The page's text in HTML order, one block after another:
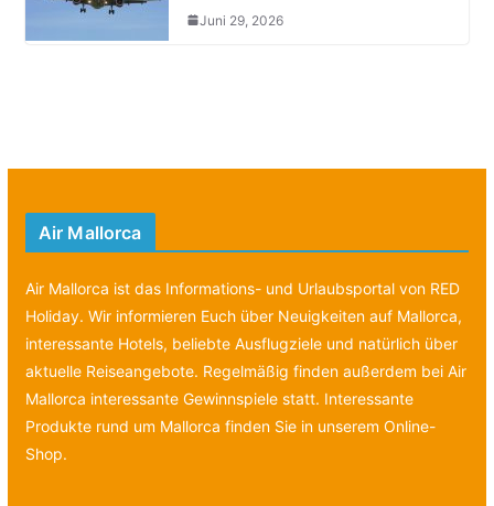
Juni 29, 2026
Air Mallorca
Air Mallorca ist das Informations- und Urlaubsportal von RED
Holiday. Wir informieren Euch über Neuigkeiten auf Mallorca,
interessante Hotels, beliebte Ausflugziele und natürlich über
aktuelle Reiseangebote. Regelmäßig finden außerdem bei Air
Mallorca interessante Gewinnspiele statt. Interessante
Produkte rund um Mallorca finden Sie in unserem Online-
Shop.